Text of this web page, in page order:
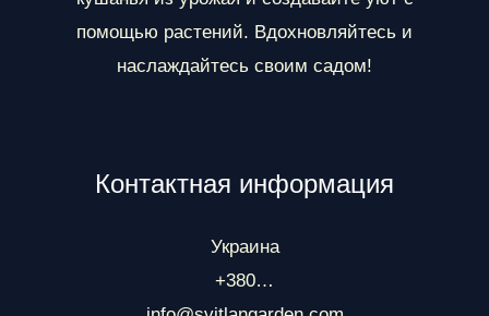
помощью растений. Вдохновляйтесь и
наслаждайтесь своим садом!
Контактная информация
Украина
+380…